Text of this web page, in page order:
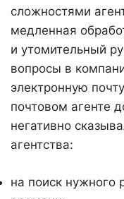
сложностями
медленная
и утомительный
вопросы в
электронную
почтовом агенте
негативно
агентства:
на поиск нужного